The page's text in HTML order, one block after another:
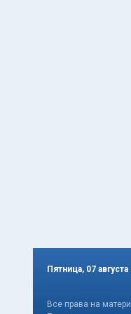
Пятница, 07 августа
Все права на